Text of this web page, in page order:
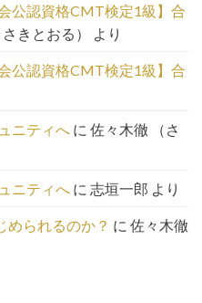
公認資格CMT検定1級】合
きとおる） より
公認資格CMT検定1級】合
ニティへ に 佐々木徹 （さ
ニティへ に 志垣一郎 より
められるのか？ に 佐々木徹